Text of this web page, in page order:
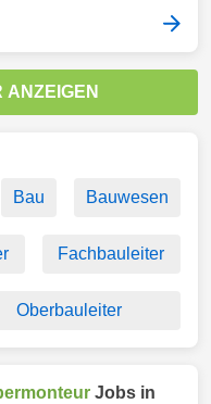
ANZEIGEN
Bau Bauwesen
Fachbauleiter
Oberbauleiter
Jobs in